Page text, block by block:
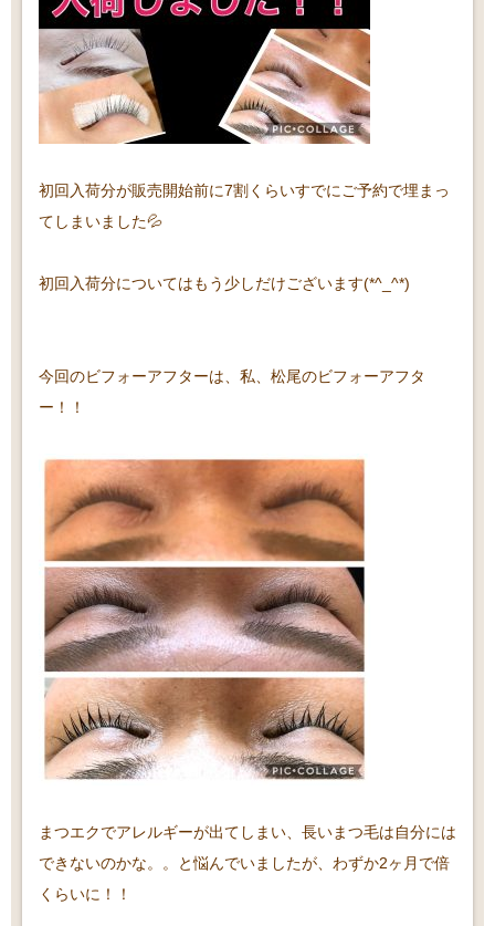
初回入荷分が販売開始前に7割くらいすでにご予約で埋まっ
てしまいました💦
初回入荷分についてはもう少しだけございます(*^_^*)
今回のビフォーアフターは、私、松尾のビフォーアフタ
ー！！
まつエクでアレルギーが出てしまい、長いまつ毛は自分には
できないのかな。。と悩んでいましたが、わずか2ヶ月で倍
くらいに！！